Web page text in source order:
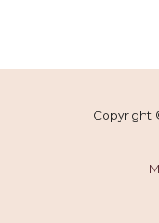
Copyright